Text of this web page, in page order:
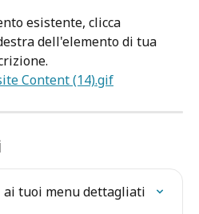
esistente, clicca
dell'elemento di tua
tuoi menu dettagliati